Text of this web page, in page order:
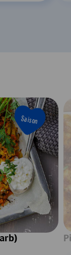
Saison